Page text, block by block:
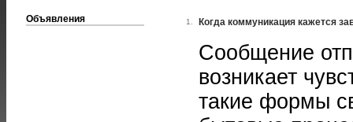
Объявления 1. Когда коммуникация кажется
Сообщение
возникает
такие формы